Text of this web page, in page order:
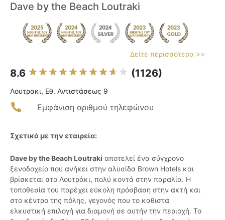
Dave by the Beach Loutraki
Δείτε περισσότερα >>
8.6 (1126)
Λουτρακι, Εθ. Αντιστάσεως 9
Εμφάνιση αριθμού τηλεφώνου
Σχετικά με την εταιρεία:
Dave by the Beach Loutraki αποτελεί ένα σύγχρονο
ξενοδοχείο που ανήκει στην αλυσίδα Brown Hotels και
βρίσκεται στο Λουτράκι, πολύ κοντά στην παραλία. Η
τοποθεσία του παρέχει εύκολη πρόσβαση στην ακτή και
στο κέντρο της πόλης, γεγονός που το καθιστά
ελκυστική επιλογή για διαμονή σε αυτήν την περιοχή. Το